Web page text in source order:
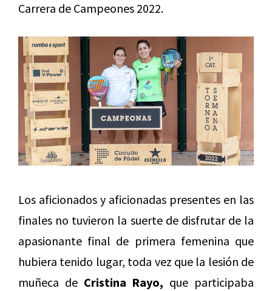
Carrera de Campeones 2022.
Los aficionados y aficionadas presentes en las
finales no tuvieron la suerte de disfrutar de la
apasionante final de primera femenina que
hubiera tenido lugar, toda vez que la lesión de
muñeca de Cristina Rayo, que participaba